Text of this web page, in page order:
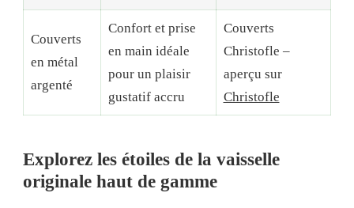
Couverts
en métal
argenté
Confort et prise
en main idéale
pour un plaisir
gustatif accru
Couverts
Christofle –
aperçu sur
Christofle
Explorez les étoiles de la vaisselle
originale haut de gamme